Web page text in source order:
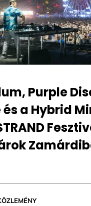
Purple
a Hybrid